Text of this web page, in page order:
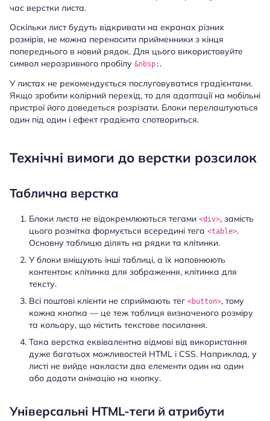
час верстки листа.
Оскільки лист будуть відкривати на екранах різних
розмірів, не можна переносити прийменники з кінця
попереднього в новий рядок. Для цього використовуйте
символ нерозривного пробілу &nbsp;.
У листах не рекомендується послуговуватися градієнтами.
Якщо зробити колірний перехід, то для адаптації на мобільні
пристрої його доведеться розрізати. Блоки перелаштуються
один під один і ефект градієнта спотвориться.
Технічні вимоги до верстки розсилок
Таблична верстка
Блоки листа не відокремлюються тегами <div>, замість
цього розмітка формується всередині тега <table>.
Основну таблицю ділять на рядки та клітинки.
У блоки вміщують інші таблиці, а їх наповнюють
контентом: клітинка для зображення, клітинка для
тексту.
Всі поштові клієнти не сприймають тег <button>, тому
кожна кнопка — це теж таблиця визначеного розміру
та кольору, що містить текстове посилання.
Така верстка еквівалентна відмові від використання
дуже багатьох можливостей HTML і CSS. Наприклад, у
листі не вийде накласти два елементи один на один
або додати анімацію на кнопку.
Універсальні HTML-теги й атрибути